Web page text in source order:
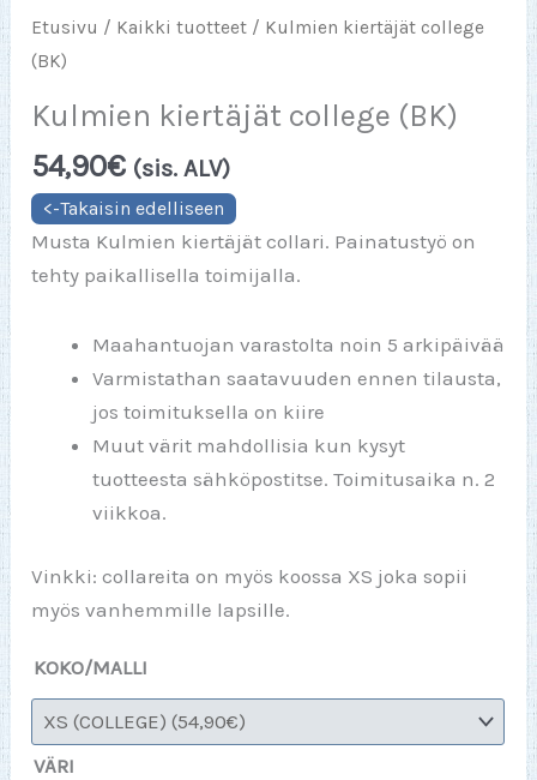
Etusivu / Kaikki tuotteet / Kulmien kiertäjät college
(BK)
Kulmien kiertäjät college (BK)
54,90€ (sis. ALV)
Musta Kulmien kiertäjät collari. Painatustyö on
tehty paikallisella toimijalla.
Maahantuojan varastolta noin 5 arkipäivää
Varmistathan saatavuuden ennen tilausta,
jos toimituksella on kiire
Muut värit mahdollisia kun kysyt
tuotteesta sähköpostitse. Toimitusaika n. 2
viikkoa.
Vinkki: collareita on myös koossa XS joka sopii
myös vanhemmille lapsille.
KOKO/MALLI
VÄRI